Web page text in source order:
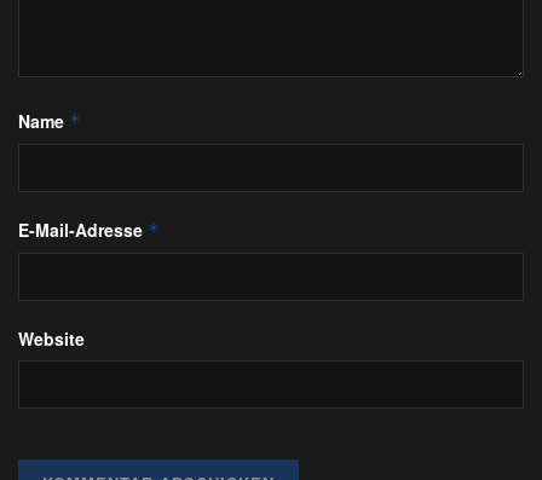
Name *
E-Mail-Adresse *
Website